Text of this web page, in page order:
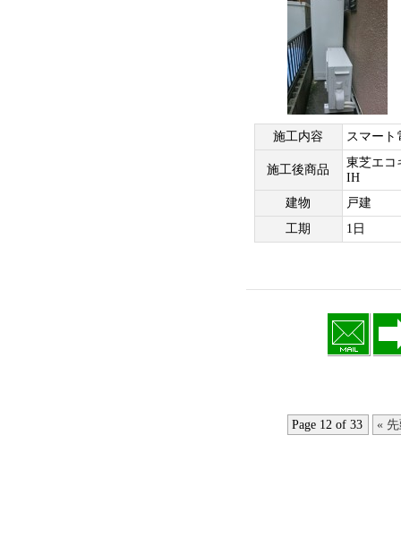
施工内容 スマート
施工後商品
東芝エコ
IH
建物
戸建
工期
1日
Page 12 of 33 «